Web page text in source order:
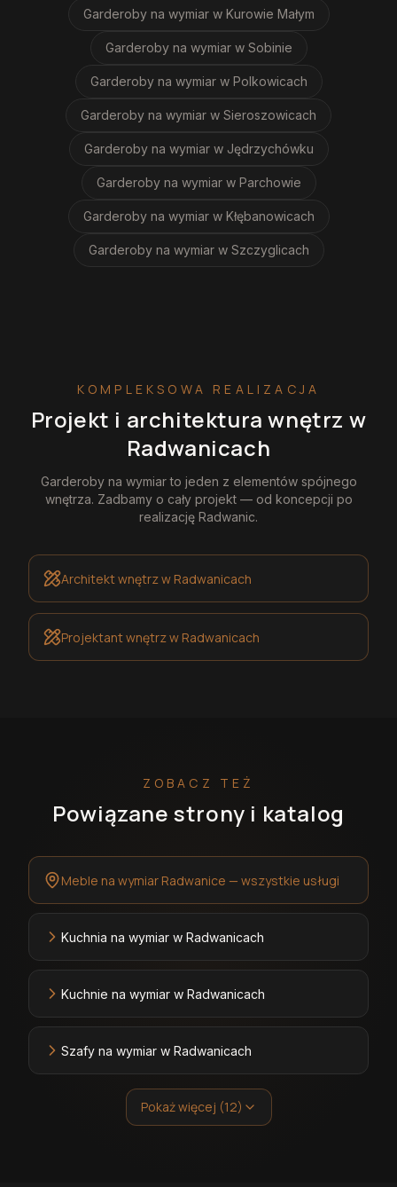
Garderoby na wymiar w Kurowie Małym
Garderoby na wymiar w Sobinie
Garderoby na wymiar w Polkowicach
Garderoby na wymiar w Sieroszowicach
Garderoby na wymiar w Jędrzychówku
Garderoby na wymiar w Parchowie
Garderoby na wymiar w Kłębanowicach
Garderoby na wymiar w Szczyglicach
KOMPLEKSOWA REALIZACJA
Projekt i architektura wnętrz w
Radwanicach
Garderoby na wymiarto jeden z elementów spójnego
wnętrza. Zadbamy o cały projekt — od koncepcji po
realizację Radwanic.
Architekt wnętrzw Radwanicach
Projektant wnętrzw Radwanicach
ZOBACZ TEŻ
Powiązane strony i katalog
Meble na wymiar Radwanice — wszystkie usługi
Kuchnia na wymiar w Radwanicach
Kuchnie na wymiar w Radwanicach
Szafy na wymiar w Radwanicach
Pokaż więcej (12)